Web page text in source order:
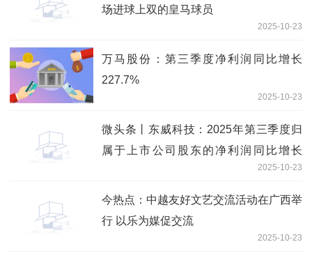
场进球上双的皇马球员
2025-10-23
万马股份：第三季度净利润同比增长
227.7%
2025-10-23
微头条丨东威科技：2025年第三季度归
属于上市公司股东的净利润同比增长
2025-10-23
今热点：中越友好文艺交流活动在广西举
行 以乐为媒促交流
2025-10-23